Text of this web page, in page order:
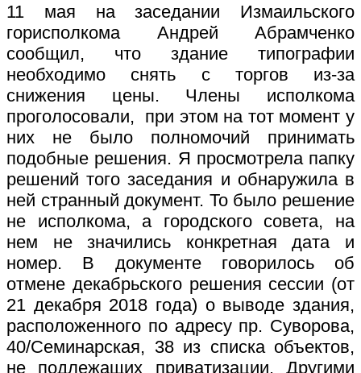
11 мая на заседании Измаильского
горисполкома Андрей Абрамченко
сообщил, что здание типографии
необходимо снять с торгов из-за
снижения цены. Члены исполкома
проголосовали, при этом на тот момент у
них не было полномочий принимать
подобные решения. Я просмотрела папку
решений того заседания и обнаружила в
ней странный документ. То было решение
не исполкома, а городского совета, на
нем не значились конкретная дата и
номер. В документе говорилось об
отмене декабрьского решения сессии (от
21 декабря 2018 года) о выводе здания,
расположенного по адресу пр. Суворова,
40/Семинарская, 38 из списка объектов,
не подлежащих приватизации. Другими